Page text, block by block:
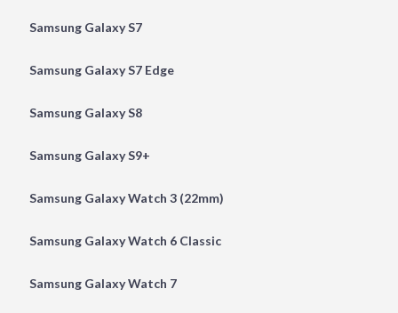
Samsung Galaxy S7
Samsung Galaxy S7 Edge
Samsung Galaxy S8
Samsung Galaxy S9+
Samsung Galaxy Watch 3 (22mm)
Samsung Galaxy Watch 6 Classic
Samsung Galaxy Watch 7